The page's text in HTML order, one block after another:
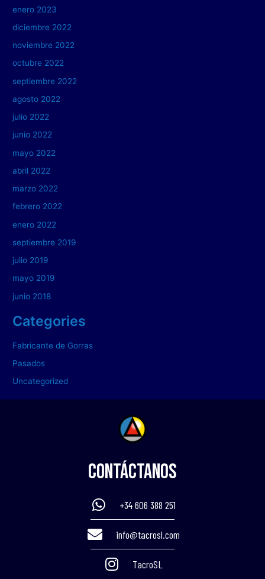
enero 2023
diciembre 2022
noviembre 2022
octubre 2022
septiembre 2022
agosto 2022
julio 2022
junio 2022
mayo 2022
abril 2022
marzo 2022
febrero 2022
enero 2022
septiembre 2019
julio 2019
mayo 2019
junio 2018
Categories
Fabricante de Gorras
Pasados
Uncategorized
Contáctanos
+34 606 388 251
info@tacrosl.com
TacroSL